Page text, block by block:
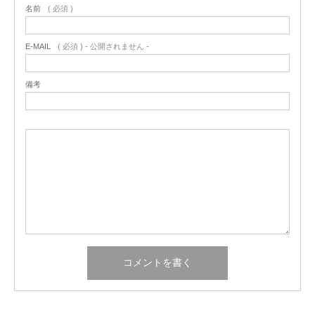
名前 ( 必須 )
E-MAIL ( 必須 ) - 公開されません -
備考